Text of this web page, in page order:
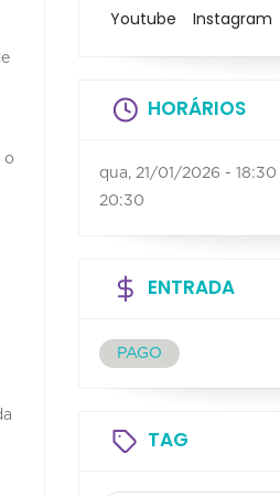
o
Youtube Instagram
HORÁRIOS
qua, 21/01/2026 - 18:30
20:30
ENTRADA
PAGO
TAG